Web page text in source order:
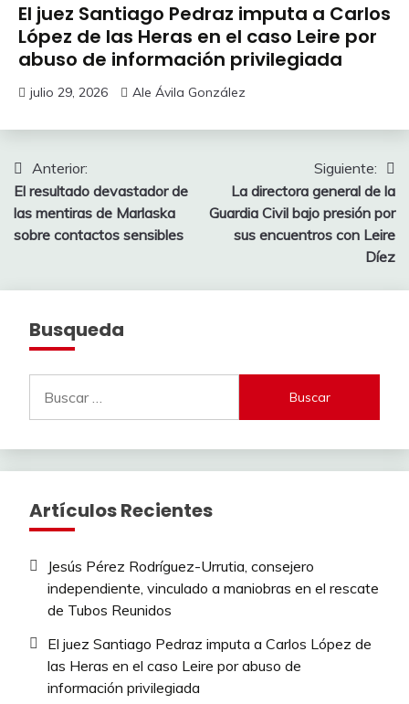
El juez Santiago Pedraz imputa a Carlos
López de las Heras en el caso Leire por
abuso de información privilegiada
julio 29, 2026 Ale Ávila González
Navegación
de
entradas
Anterior:
El resultado devastador de
las mentiras de Marlaska
sobre contactos sensibles
Siguiente:
La directora general de la
Guardia Civil bajo presión por
sus encuentros con Leire
Díez
Busqueda
Artículos Recientes
Jesús Pérez Rodríguez-Urrutia, consejero
independiente, vinculado a maniobras en el rescate
de Tubos Reunidos
El juez Santiago Pedraz imputa a Carlos López de
las Heras en el caso Leire por abuso de
información privilegiada